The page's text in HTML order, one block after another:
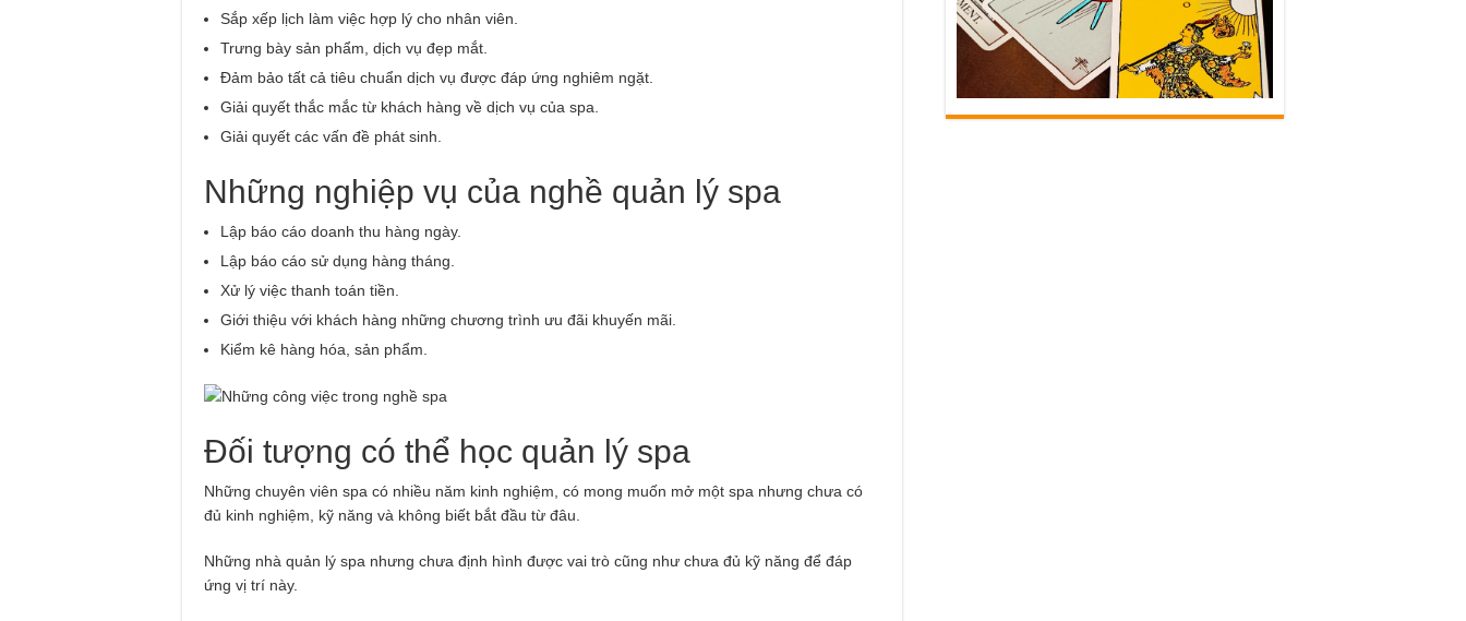
Sắp xếp lịch làm việc hợp lý cho nhân viên.
Trưng bày sản phẩm, dịch vụ đẹp mắt.
Đảm bảo tất cả tiêu chuẩn dịch vụ được đáp ứng nghiêm ngặt.
Giải quyết thắc mắc từ khách hàng về dịch vụ của spa.
Giải quyết các vấn đề phát sinh.
Những nghiệp vụ của nghề quản lý spa
Lập báo cáo doanh thu hàng ngày.
Lập báo cáo sử dụng hàng tháng.
Xử lý việc thanh toán tiền.
Giới thiệu với khách hàng những chương trình ưu đãi khuyến mãi.
Kiểm kê hàng hóa, sản phẩm.
Đối tượng có thể học quản lý spa
Những chuyên viên spa có nhiều năm kinh nghiệm, có mong muốn mở một spa nhưng chưa có
đủ kinh nghiệm, kỹ năng và không biết bắt đầu từ đâu.
Những nhà quản lý spa nhưng chưa định hình được vai trò cũng như chưa đủ kỹ năng để đáp
ứng vị trí này.